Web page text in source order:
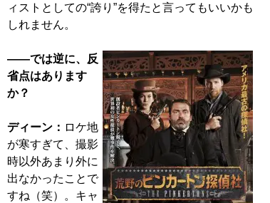
ィストとしての“誇り”を得たと言ってもいいかも
しれません。
――では逆に、反
省点はあります
か？
ディーン： ロケ地
が寒すぎて、撮影
時以外あまり外に
出なかったことで
すね（笑）。キャ